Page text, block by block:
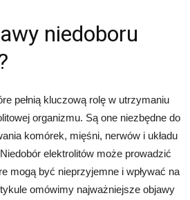
niedoboru
pełnią kluczową rolę w utrzymaniu
organizmu. Są one niezbędne do
komórek, mięśni, nerwów i układu
elektrolitów może prowadzić
mogą być nieprzyjemne i wpływać na
omówimy najważniejsze objawy